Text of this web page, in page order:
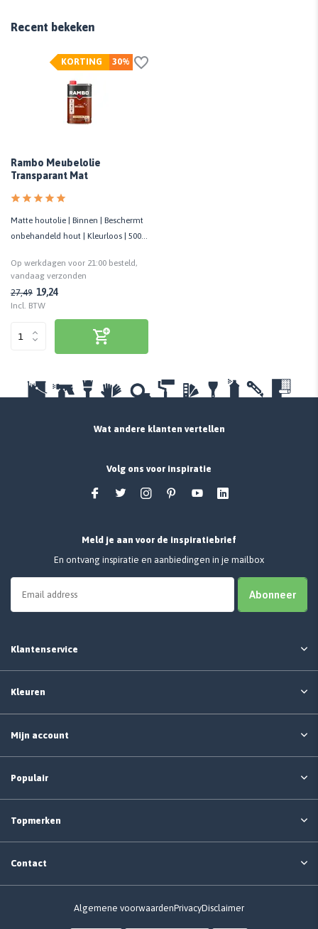
Recent bekeken
30%
KORTING
Rambo Meubelolie
Transparant Mat
Matte houtolie | Binnen | Beschermt
onbehandeld hout | Kleurloos | 500
Op werkdagen voor 21:00 besteld,
vandaag verzonden
27,49 19,24
Incl. BTW
Wat andere klanten vertellen
Volg ons voor inspiratie
Meld je aan voor de inspiratiebrief
En ontvang inspiratie en aanbiedingen in je mailbox
Abonneer
Klantenservice
Kleuren
Mijn account
Populair
Topmerken
Contact
Algemene voorwaardenPrivacyDisclaimer